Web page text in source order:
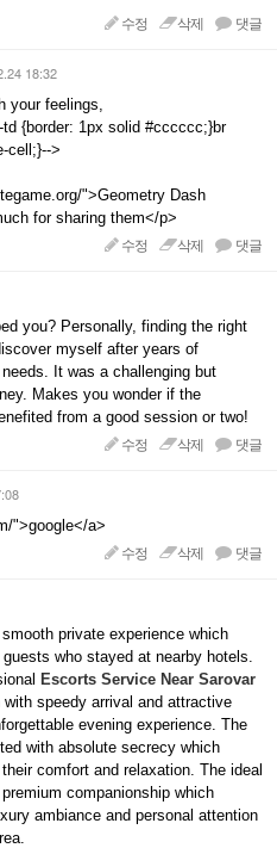
수정 삭제 댓글
18:32
your feelings,
{border: 1px solid #cccccc;}br
cell;}-->
">Geometry Dash
for sharing them</p>
수정 삭제 댓글
you? Personally, finding the right
myself after years of
It was a challenging but
Makes you wonder if the
from a good session or two!
수정 삭제 댓글
">google</a>
수정 삭제 댓글
private experience which
who stayed at nearby hotels.
Escorts Service Near Sarovar
with speedy arrival and attractive
evening experience. The
with absolute secrecy which
comfort and relaxation. The ideal
companionship which
ambiance and personal attention